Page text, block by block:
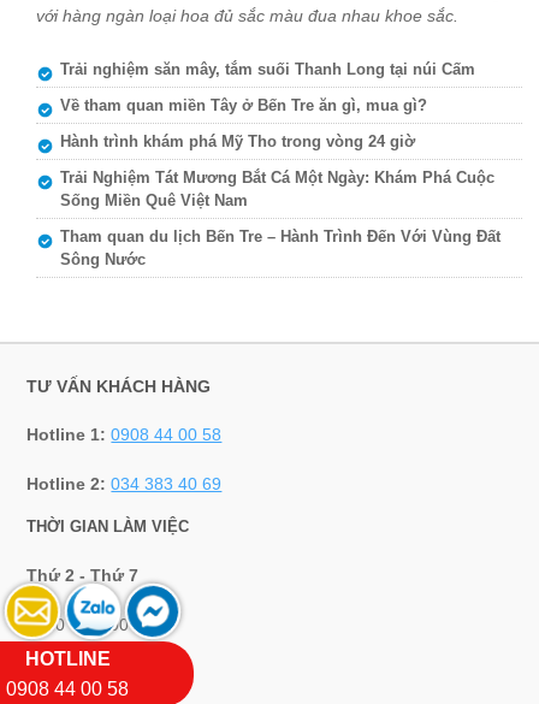
với hàng ngàn loại hoa đủ sắc màu đua nhau khoe sắc.
Trải nghiệm săn mây, tắm suối Thanh Long tại núi Cấm
Về tham quan miền Tây ở Bến Tre ăn gì, mua gì?
Hành trình khám phá Mỹ Tho trong vòng 24 giờ
Trải Nghiệm Tát Mương Bắt Cá Một Ngày: Khám Phá Cuộc
Sống Miền Quê Việt Nam
Tham quan du lịch Bến Tre – Hành Trình Đến Với Vùng Đất
Sông Nước
TƯ VẤN KHÁCH HÀNG
Hotline 1:0908 44 00 58
Hotline 2:034 383 40 69
THỜI GIAN LÀM VIỆC
Thứ 2 - Thứ 7
7h30 - 17h00
PHẢN HỒI - GÓP Ý
HOTLINE
0908 44 00 58